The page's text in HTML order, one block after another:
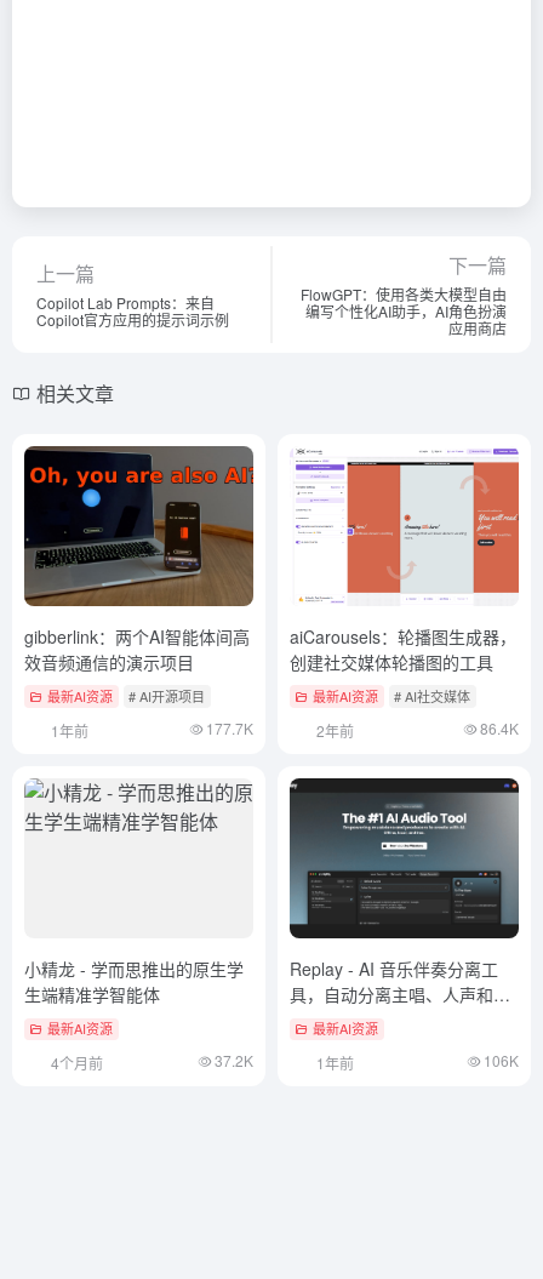
上一篇
Copilot Lab Prompts：来自
Copilot官方应用的提示词示例
下一篇
FlowGPT：使用各类大模型自由
编写个性化AI助手，AI角色扮演
应用商店
相关文章
gibberlink：两个AI智能体间高
效音频通信的演示项目
最新AI资源 # AI开源项目
1年前 177.7K
aiCarousels：轮播图生成器，
创建社交媒体轮播图的工具
最新AI资源 # AI社交媒体
2年前 86.4K
小精龙 - 学而思推出的原生学
生端精准学智能体
最新AI资源
4个月前 37.2K
Replay - AI 音乐伴奏分离工
具，自动分离主唱、人声和伴
奏 最新AI资源
1年前 106K